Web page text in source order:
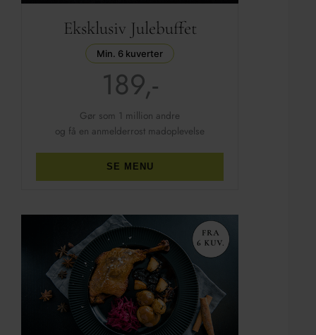
Eksklusiv Julebuffet
Min. 6 kuverter
189,-
Gør som 1 million andre
og få en anmelderrost madoplevelse
SE MENU